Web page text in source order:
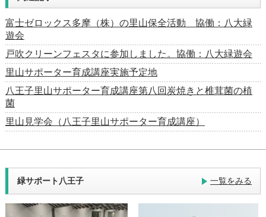
富士ゼロックス多摩（株）の里山保全活動 協働：八大緑
遊会
戸吹クリーンフェスタに参加しました。協働：八大緑遊会
里山サポーター育成講座実施予定地
八王子里山サポーター育成講座第八回炭焼きと椎茸菌の植
菌
里山見学会（八王子里山サポーター育成講座）
緑サポート八王子 一覧をみる